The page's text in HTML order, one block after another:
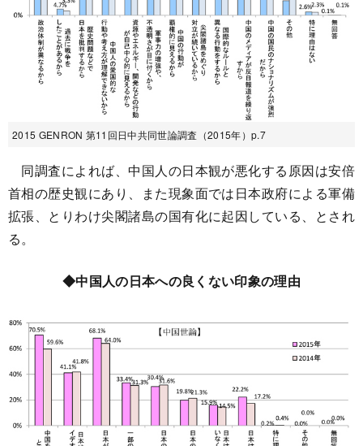
2015 GENRON 第11回日中共同世論調査（2015年）p.7
同調査によれば、中国人の日本観が悪化する原因は安倍
首相の歴史観にあり、また現象面では日本政府による軍備
拡張、とりわけ尖閣諸島の国有化に起因している、とされ
る。
◆中国人の日本への良くない印象の理由